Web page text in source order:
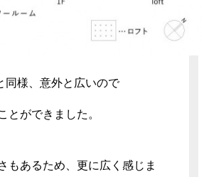
同様、意外と広いので
とができました。
もあるため、更に広く感じま